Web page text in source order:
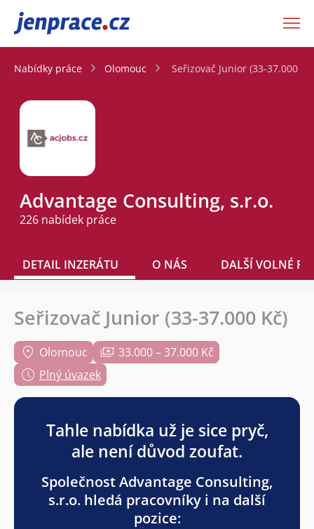
JenPráce.cz
Nabídky práce Olomouc Seřizovač Junior (33-37.000 Kč)
Advantage Consulting, s.r.o.
226 nabídek práce
DETAIL INZERÁTU O NÁS DALŠÍ VOLNÉ
Seřizovač Junior (33-37.000 Kč)
Olomouc
33.000 – 37.000 Kč
Plný úvazek
Tahle nabídka už je sice pryč,
ale není důvod zoufat.
Společnost Advantage Consulting,
s.r.o. hledá pracovníky i na další
pozice: